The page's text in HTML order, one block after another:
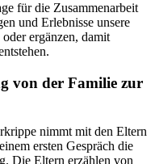
für die Zusammenarbeit
und Erlebnisse unsere
ergänzen, damit
von der Familie zur
nimmt mit den Eltern
ersten Gespräch die
Die Eltern erzählen von